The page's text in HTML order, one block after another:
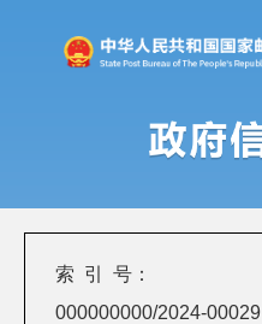
索 引 号：
000000000/2024-00029